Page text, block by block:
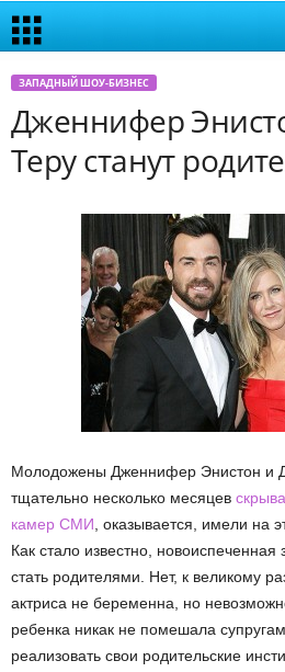
ЗАПАДНЫЙ ШОУ-БИЗНЕС
Дженнифер
Теру станут
Молодожены Дженнифер Энистон и
тщательно несколько месяцев
камер СМИ , оказывается, имели на
Как стало известно, новоиспеченная
стать родителями. Нет, к великому
актриса не беременна, но
ребенка никак не помешала
реализовать свои родительские